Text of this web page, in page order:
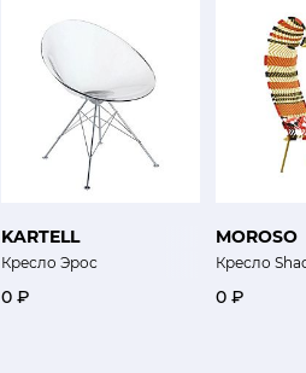
KARTELL
Кресло Эрос
0 ₽
MOROSO
Кресло
0 ₽